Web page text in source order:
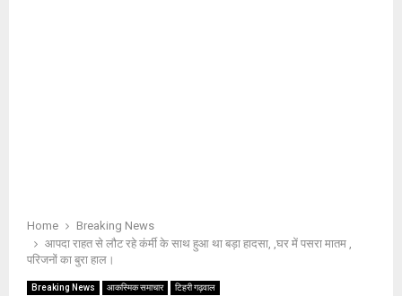
Home
Breaking News
आपदा राहत से लौट रहे कंर्मी के साथ हुआ था बड़ा हादसा, ,घर में पसरा मातम ,
परिजनों का बुरा हाल।
Breaking News आकस्मिक समाचार टिहरी गढ़वाल